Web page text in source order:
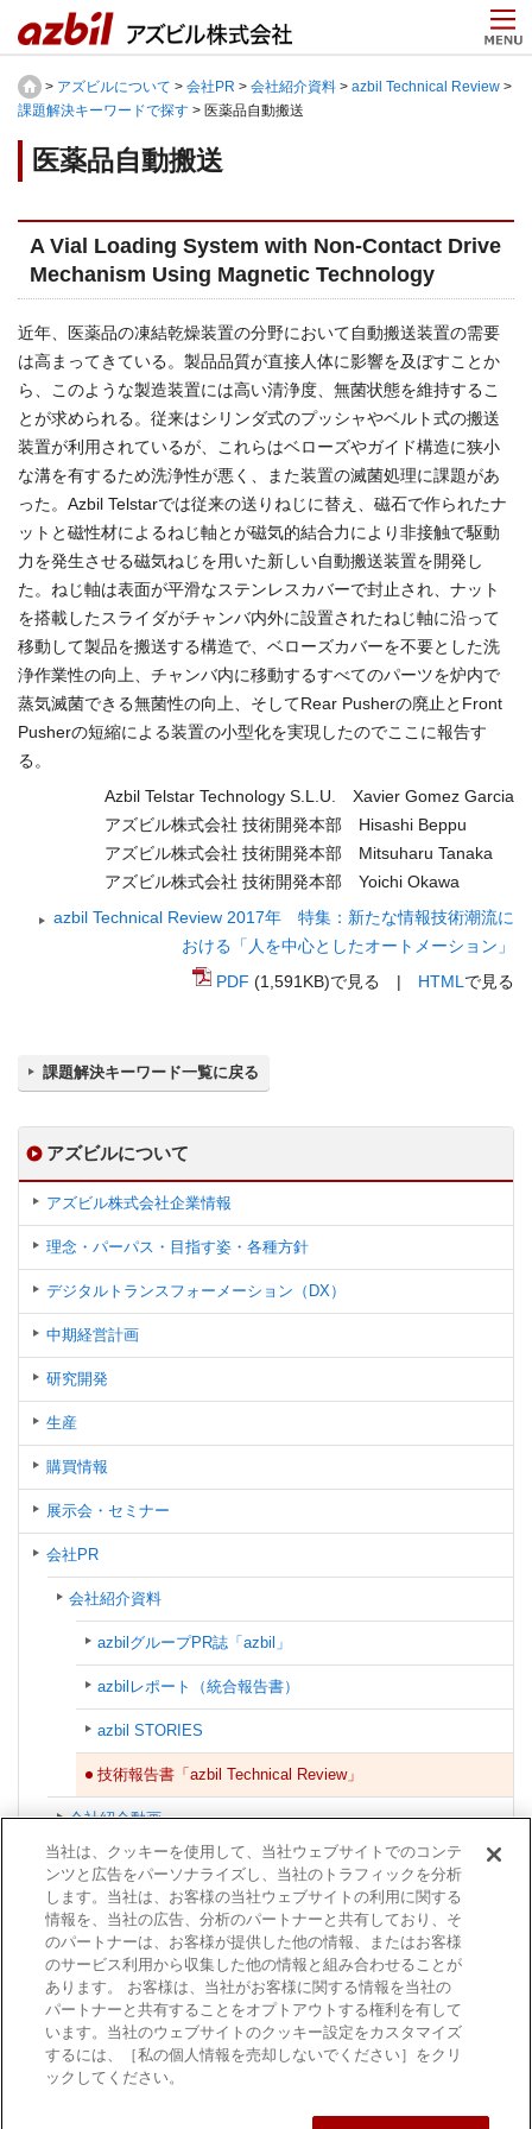
> アズビルについて > 会社PR > 会社紹介資料 > azbil Technical Review >
課題解決キーワードで探す > 医薬品自動搬送
医薬品自動搬送
A Vial Loading System with Non-Contact Drive
Mechanism Using Magnetic Technology
近年、医薬品の凍結乾燥装置の分野において自動搬送装置の需要
は高まってきている。製品品質が直接人体に影響を及ぼすことか
ら、このような製造装置には高い清浄度、無菌状態を維持するこ
とが求められる。従来はシリンダ式のプッシャやベルト式の搬送
装置が利用されているが、これらはベローズやガイド構造に狭小
な溝を有するため洗浄性が悪く、また装置の滅菌処理に課題があ
った。Azbil Telstarでは従来の送りねじに替え、磁石で作られたナ
ットと磁性材によるねじ軸とが磁気的結合力により非接触で駆動
力を発生させる磁気ねじを用いた新しい自動搬送装置を開発し
た。ねじ軸は表面が平滑なステンレスカバーで封止され、ナット
を搭載したスライダがチャンバ内外に設置されたねじ軸に沿って
移動して製品を搬送する構造で、ベローズカバーを不要とした洗
浄作業性の向上、チャンバ内に移動するすべてのパーツを炉内で
蒸気滅菌できる無菌性の向上、そしてRear Pusherの廃止とFront
Pusherの短縮による装置の小型化を実現したのでここに報告す
る。
Azbil Telstar Technology S.L.U. Xavier Gomez Garcia
アズビル株式会社 技術開発本部 Hisashi Beppu
アズビル株式会社 技術開発本部 Mitsuharu Tanaka
アズビル株式会社 技術開発本部 Yoichi Okawa
azbil Technical Review 2017年 特集：新たな情報技術潮流に
おける「人を中心としたオートメーション」
PDF (1,591KB)で見る | HTML で見る
課題解決キーワード一覧に戻る
アズビルについて
アズビル株式会社企業情報
理念・パーパス・目指す姿・各種方針
デジタルトランスフォーメーション（DX）
中期経営計画
研究開発
生産
購買情報
展示会・セミナー
会社PR
会社紹介資料
azbilグループPR誌「azbil」
azbilレポート（統合報告書）
azbil STORIES
技術報告書「azbil Technical Review」
会社紹介動画
ショールーム
協賛・イベント
azbilグループ
認証情報
当社は、クッキーを使用して、当社ウェブサイトでのコンテ
ンツと広告をパーソナライズし、当社のトラフィックを分析
します。当社は、お客様の当社ウェブサイトの利用に関する
情報を、当社の広告、分析のパートナーと共有しており、そ
のパートナーは、お客様が提供した他の情報、またはお客様
のサービス利用から収集した他の情報と組み合わせることが
あります。 お客様は、当社がお客様に関する情報を当社の
パートナーと共有することをオプトアウトする権利を有して
います。当社のウェブサイトのクッキー設定をカスタマイズ
するには、［私の個人情報を売却しないでください］をクリ
ックしてください。